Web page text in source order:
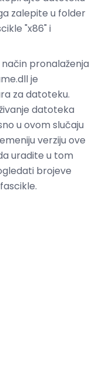
zalepite u folder
"x86" i
pronalaženja
je
za datoteku.
datoteka
u ovom slučaju
verziju ove
uradite u tom
brojeve